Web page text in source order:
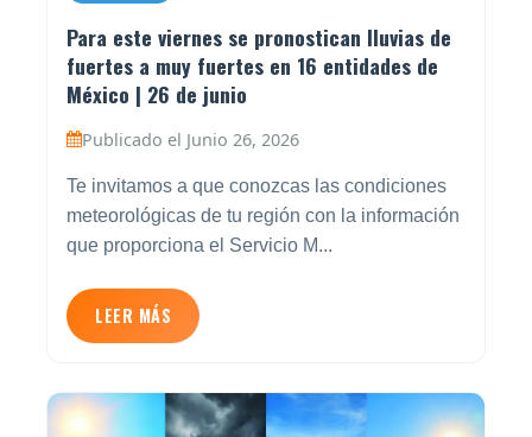
Para este viernes se pronostican lluvias de
fuertes a muy fuertes en 16 entidades de
México | 26 de junio
Publicado el Junio 26, 2026
Te invitamos a que conozcas las condiciones
meteorológicas de tu región con la información
que proporciona el Servicio M...
LEER MÁS